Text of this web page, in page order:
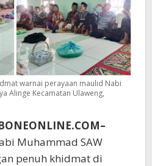
warnai perayaan maulid Nabi
Alinge Kecamatan Ulaweng,
Muhammad SAW
penuh khidmat di